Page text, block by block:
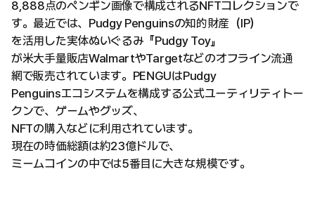
8,888点のペンギン画像で構成されるNFTコレクションで
す。最近では、Pudgy Penguinsの知的財産（IP）
を活用した実体ぬいぐるみ『Pudgy Toy』
が米大手量販店WalmartやTargetなどのオフライン流通
網で販売されています。PENGUはPudgy
Penguinsエコシステムを構成する公式ユーティリティトー
クンで、ゲームやグッズ、
NFTの購入などに利用されています。
現在の時価総額は約23億ドルで、
ミームコインの中では5番目に大きな規模です。